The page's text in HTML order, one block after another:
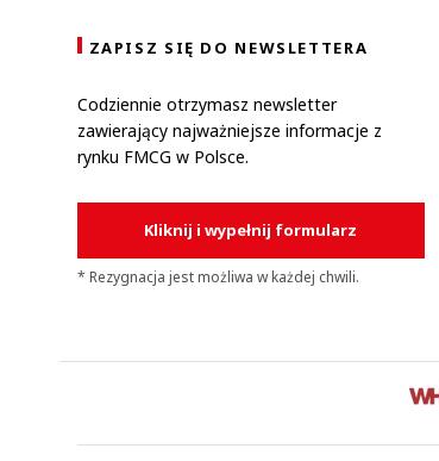
ZAPISZ SIĘ DO NEWSLETTERA
Codziennie otrzymasz newsletter
zawierający najważniejsze informacje z
rynku FMCG w Polsce.
Kliknij i wypełnij formularz
* Rezygnacja jest możliwa w każdej chwili.